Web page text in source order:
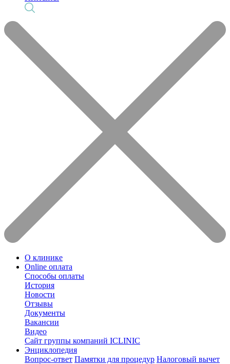
О клинике
Online оплата
Способы оплаты
История
Новости
Отзывы
Документы
Вакансии
Видео
Сайт группы компаний ICLINIC
Энциклопедия
Вопрос-ответ Памятки для процедур Налоговый вычет